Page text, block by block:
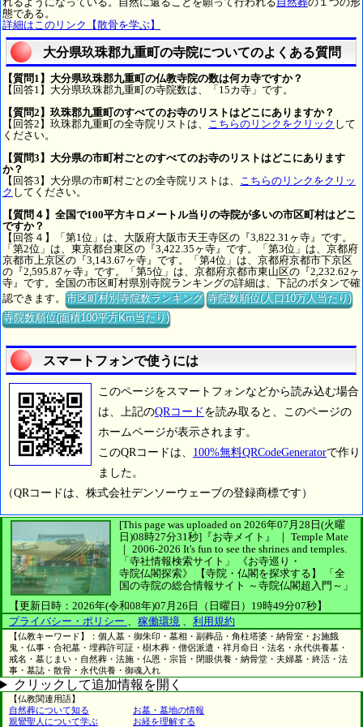
態である。
詳細はこのリンク【散骨を学ぶ】
大分県玖珠郡九重町の寺院についてのよくある質問
【質問1】大分県玖珠郡九重町の仏教寺院の数は何カ寺ですか？
【回答1】大分県玖珠郡九重町の寺院数は、「15カ寺」です。
【質問2】玖珠郡九重町のすべてのお寺のリストはどこにありますか？
【回答2】玖珠郡九重町の全寺院リストは、 こちらのリンクをクリック して
ください。
【質問3】大分県の市町村ごとのすべてのお寺のリストはどこにあります
か？
【回答3】大分県の市町村ごとの全寺院リストは、 こちらのリンクをクリッ
ク してください。
【質問４】全国で100平方キロメートル当りの寺院が多いの市区町村はどこ
ですか？
【回答４】「第1位」は、大阪府大阪市天王寺区の『3,822.31ヶ寺』です。
「第2位」は、東京都台東区の『3,422.35ヶ寺』です。「第3位」は、京都府
京都市上京区の『3,143.67ヶ寺』です。「第4位」は、京都府京都市下京区
の『2,595.87ヶ寺』です。「第5位」は、京都府京都市東山区の『2,232.62ヶ
寺』です。全国の市区町村県別寺院ランキングの詳細は、下記のボタンで確
認できます。市区町村別寺院数ランキング 寺院数順位(人口10万人当たり)
寺院数順位(面積100平方Km当たり)
スマートフォンで使うには
このページをスマートフォンなどから読み込む場合
は、上記のQRコード を読み取ると、このページの
ホームページが表示されます。
このQRコードは、 100%無料QRCodeGeneratorで作り
ました。
（QRコードは、株式会社デンソーウェーブの登録商標です）
[This page was uploaded on 2026年07月28日(火曜
日)08時27分31秒] 『お寺メイト』 ｜ Temple Mate
｜ 2006-2026 It's fun to see the shrines and temples.
「寺社情報検索サイト」
《お寺巡り・
寺院仏閣探索》
【寺院・仏閣を探求する】
「全
国の寺院の総合情報サイト ～寺院仏閣超入門～」
【更新日時：2026年(令和08年)07月26日（日曜日）19時49分07秒】
プライバシー・ポリシー 、 稼働環境 、 利用規約
【仏教キーワード】：個人墓・御朱印・墓相・副葬品・角柱塔婆・納骨室・お施餓
鬼・仏事・合祀墓・埋葬許可証・樹木葬・僧侶派遣・祥月命日・法名・永代供養墓・
戒名・墓じまい・自然葬・法施・仏恩・宗旨・閉眼供養・納骨堂・夫婦墓・終活・法
事・墓誌・散骨・永代供養・御魂入れ
クリックして追加情報を開く
【仏教関連用語】
自然葬について知る
お墓・墓地の情報
親鸞聖人について学ぶ
お経を理解する